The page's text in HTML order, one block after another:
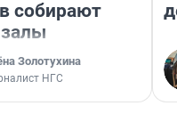
собирают
Золотухина
НГС